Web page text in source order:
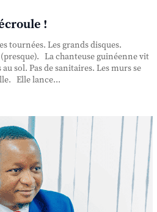
!
tournées. Les grands disques.
La chanteuse guinéenne vit
sol. Pas de sanitaires. Les murs se
Elle lance...